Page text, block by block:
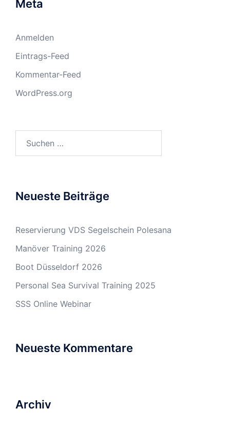
Meta
Anmelden
Eintrags-Feed
Kommentar-Feed
WordPress.org
Neueste Beiträge
Reservierung VDS Segelschein Polesana
Manöver Training 2026
Boot Düsseldorf 2026
Personal Sea Survival Training 2025
SSS Online Webinar
Neueste Kommentare
Archiv